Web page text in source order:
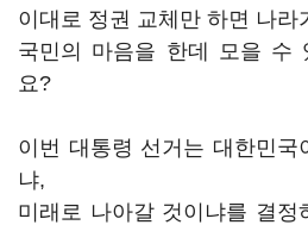
이대로 정권 교체만 하면 나라
국민의 마음을 한데 모을 수
요?
이번 대통령 선거는 대한민국
냐,
미래로 나아갈 것이냐를 결정